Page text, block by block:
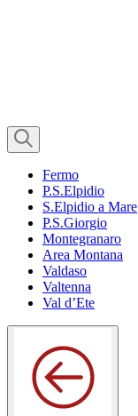
Fermo
P.S.Elpidio
S.Elpidio a Mare
P.S.Giorgio
Montegranaro
Area Montana
Valdaso
Valtenna
Val d’Ete